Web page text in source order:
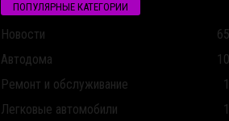
ПОПУЛЯРНЫЕ КАТЕГОРИИ
Новости
Автодома
Ремонт и обслуживание
Легковые автомобили